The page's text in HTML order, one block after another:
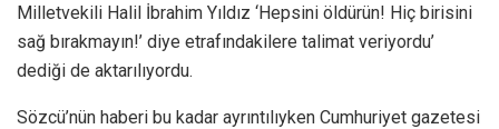
Milletvekili Halil İbrahim Yıldız ‘Hepsini öldürün! Hiç birisini
sağ bırakmayın!’ diye etrafındakilere talimat veriyordu’
dediği de aktarılıyordu.
Sözcü’nün haberi bu kadar ayrıntılıyken Cumhuriyet gazetesi